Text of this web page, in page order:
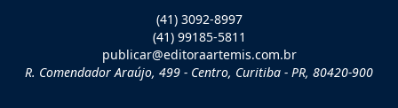
(41) 3092-8997
(41) 99185-5811
publicar@editoraartemis.com.br
R. Comendador Araújo, 499 - Centro, Curitiba - PR, 80420-900